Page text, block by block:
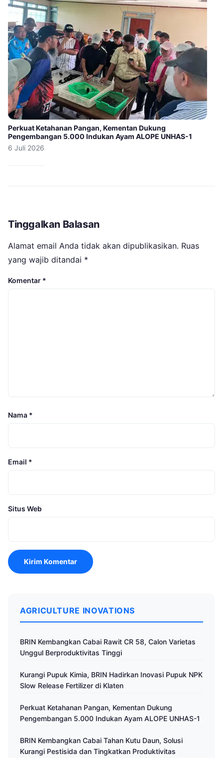
Perkuat Ketahanan Pangan, Kementan Dukung
Pengembangan 5.000 Indukan Ayam ALOPE UNHAS-1
6 Juli 2026
Tinggalkan Balasan
Alamat email Anda tidak akan dipublikasikan. Ruas
yang wajib ditandai *
Komentar *
Nama *
Email *
Situs Web
AGRICULTURE INOVATIONS
BRIN Kembangkan Cabai Rawit CR 58, Calon Varietas
Unggul Berproduktivitas Tinggi
Kurangi Pupuk Kimia, BRIN Hadirkan Inovasi Pupuk NPK
Slow Release Fertilizer di Klaten
Perkuat Ketahanan Pangan, Kementan Dukung
Pengembangan 5.000 Indukan Ayam ALOPE UNHAS-1
BRIN Kembangkan Cabai Tahan Kutu Daun, Solusi
Kurangi Pestisida dan Tingkatkan Produktivitas